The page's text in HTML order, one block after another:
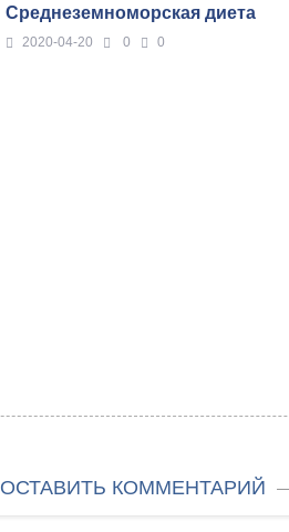
Среднеземноморская диета
2020-04-20 0 0
ОСТАВИТЬ КОММЕНТАРИЙ